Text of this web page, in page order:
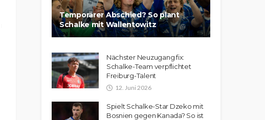
Temporärer Abschied? So plant
Schalke mit Wallentowitz
Nächster Neuzugang fix:
Schalke-Team verpflichtet
Freiburg-Talent
12. Juni 2026
Spielt Schalke-Star Dzeko mit
Bosnien gegen Kanada? So ist